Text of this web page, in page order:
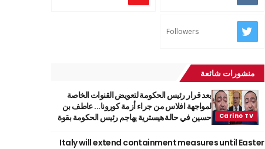
Followers
منشورات شائعة
بعد قرار رئيس الحكومة لتعويض القنوات الخاصة
لمواجهة افلاس من جراء أزمة كورونا... عاطف بن
حسين في حالة هيسترية يهاجم رئيس الحكومة بقوة
Italy will extend containment measures until Easter